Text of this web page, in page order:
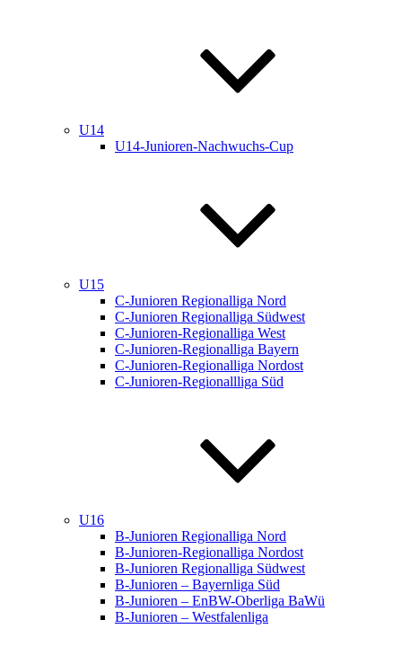
U14
U14-Junioren-Nachwuchs-Cup
U15
C-Junioren Regionalliga Nord
C-Junioren Regionalliga Südwest
C-Junioren-Regionalliga West
C-Junioren-Regionalliga Bayern
C-Junioren-Regionalliga Nordost
C-Junioren-Regionallliga Süd
U16
B-Junioren Regionalliga Nord
B-Junioren-Regionalliga Nordost
B-Junioren Regionalliga Südwest
B-Junioren – Bayernliga Süd
B-Junioren – EnBW-Oberliga BaWü
B-Junioren – Westfalenliga